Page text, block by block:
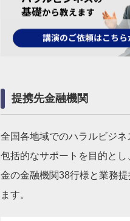
提携先金融機関
全国各地域でのハラルビジネ
包括的なサポートを目的とし
金の金融機関38行様と業務
ます。